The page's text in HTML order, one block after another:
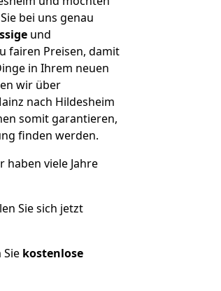
bei uns genau
und
fairen Preisen, damit
in Ihrem neuen
wir über
nach Hildesheim
somit garantieren,
finden werden.
viele Jahre
Sie sich jetzt
kostenlose